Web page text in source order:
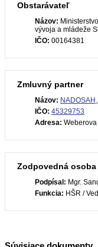
Obstarávateľ
Názov:
vývoja a mládeže
IČO: 00164381
Zmluvný partner
Názov:
IČO: 45329753
Adresa:
Zodpovedná osoba
Podpísal: Mgr.
Funkcia: HŠR /